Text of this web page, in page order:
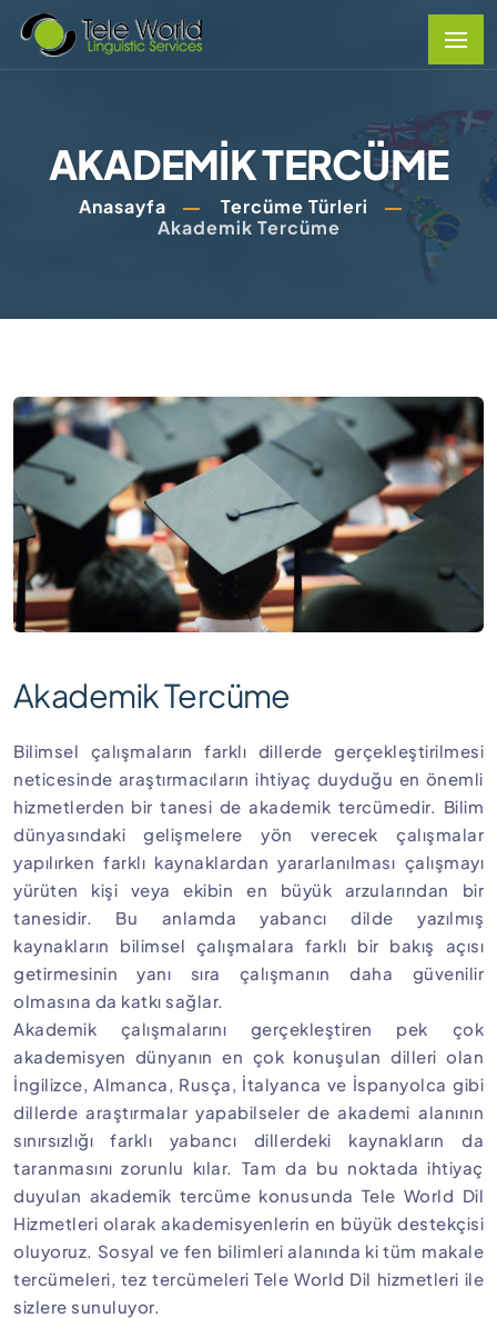
AKADEMIK TERCÜME
Anasayfa
Tercüme Türleri
Akademik Tercüme
Akademik Tercüme
Bilimsel çalışmaların farklı dillerde gerçekleştirilmesi
neticesinde araştırmacıların ihtiyaç duyduğu en önemli
hizmetlerden bir tanesi de akademik tercümedir. Bilim
dünyasındaki gelişmelere yön verecek çalışmalar
yapılırken farklı kaynaklardan yararlanılması çalışmayı
yürüten kişi veya ekibin en büyük arzularından bir
tanesidir. Bu anlamda yabancı dilde yazılmış
kaynakların bilimsel çalışmalara farklı bir bakış açısı
getirmesinin yanı sıra çalışmanın daha güvenilir
olmasına da katkı sağlar.
Akademik çalışmalarını gerçekleştiren pek çok
akademisyen dünyanın en çok konuşulan dilleri olan
İngilizce, Almanca, Rusça, İtalyanca ve İspanyolca gibi
dillerde araştırmalar yapabilseler de akademi alanının
sınırsızlığı farklı yabancı dillerdeki kaynakların da
taranmasını zorunlu kılar. Tam da bu noktada ihtiyaç
duyulan akademik tercüme konusunda Tele World Dil
Hizmetleri olarak akademisyenlerin en büyük destekçisi
oluyoruz. Sosyal ve fen bilimleri alanında ki tüm makale
tercümeleri, tez tercümeleri Tele World Dil hizmetleri ile
sizlere sunuluyor.